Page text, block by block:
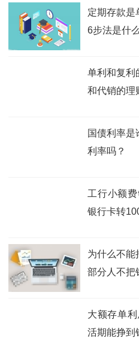
定期存款是
6步法是什
单利和复利
和代销的理
国债利率是
利率吗？
工行小额
银行卡转
为什么不能
部分人不把
大额存单
活期能挣到